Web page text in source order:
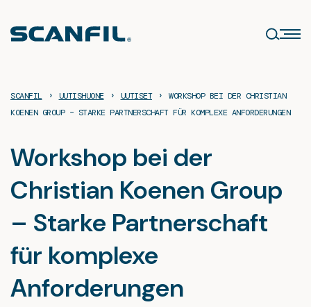
content
SCANFIL › UUTISHUONE › UUTISET ›
WORKSHOP BEI DER CHRISTIAN
KOENEN GROUP – STARKE PARTNERSCHAFT FÜR KOMPLEXE ANFORDERUNGEN
Workshop bei der
Christian Koenen Group
– Starke Partnerschaft
für komplexe
Anforderungen